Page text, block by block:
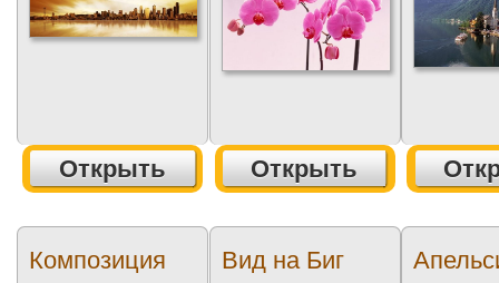
Открыть Открыть
Композиция
Вид на Биг